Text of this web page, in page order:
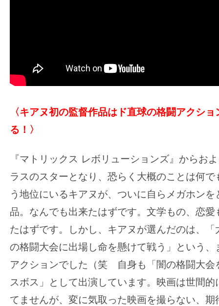
〈キアヌ初の監督作品はド直球の格闘アクシ
る！〉
『マトリックス レボリューションズ』からお
ラスのスターとなり、恐らく大概のことは何
う地位にいるキアヌが、ついに自らメガホン
品。なんでも出来たはずです。文学もの、恋
たはずです。しかし、キアヌが選んだのは、
の格闘大会に出場し命を懸けて戦う」という、
アクションでした（笑 自身も「闇の格闘大会
スボス」として出演しています。映画は世間
てませんが、変に気取った映画を撮らない、